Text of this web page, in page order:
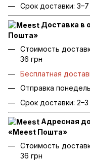
Срок доставки:
Доставка в
Пошта»
Стоимость
36 грн
Бесплатная
Отправка
Срок доставки:
Адресная
«Meest Пошта»
Стоимость
36 грн